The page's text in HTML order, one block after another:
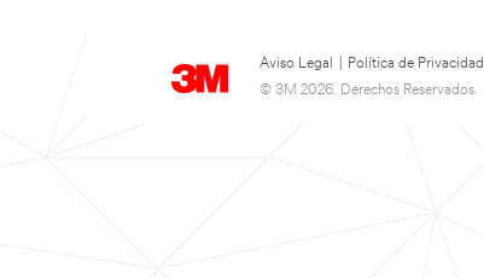
Aviso Legal Política de Privacidad
© 3M 2026. Derechos Reservados.